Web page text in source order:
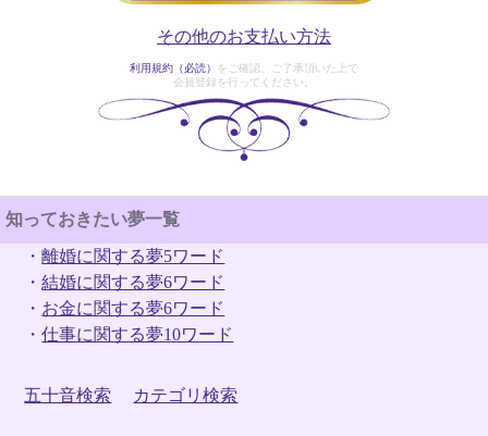
その他のお支払い方法
利用規約（必読）
をご確認、ご了承頂いた上で
会員登録を行ってください。
知っておきたい夢一覧
・離婚に関する夢5ワード
・結婚に関する夢6ワード
・ お金に関する夢6ワード
・仕事に関する夢10ワード
五十音検索 カテゴリ検索